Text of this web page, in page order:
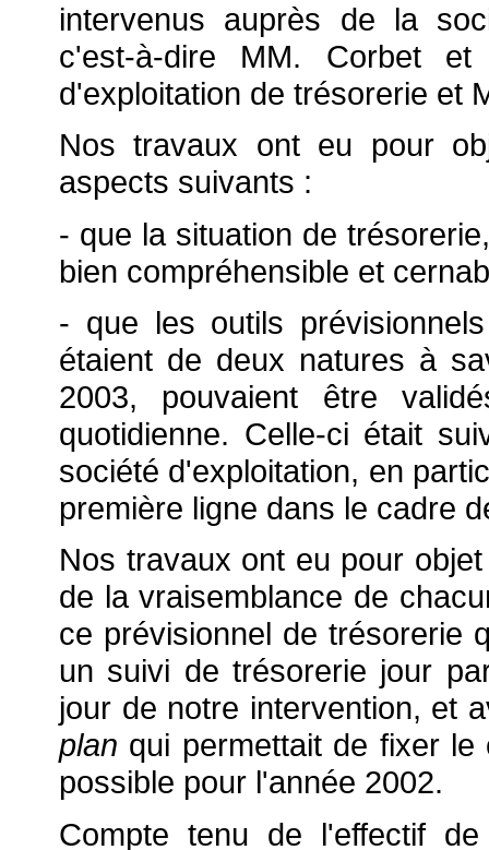
intervenus auprès de la
c'est-à-dire MM. Corbet
d'exploitation de trésorerie et
Nos travaux ont eu pour
aspects suivants :
- que la situation de
bien compréhensible et
- que les outils
étaient de deux natures à
2003, pouvaient être
quotidienne. Celle-ci était
société d'exploitation, en
première ligne dans le cadre
Nos travaux ont eu pour
de la vraisemblance de
ce prévisionnel de trésorerie
un suivi de trésorerie jour
jour de notre intervention, et
plan qui permettait de fixer
possible pour l'année 2002.
Compte tenu de l'effectif